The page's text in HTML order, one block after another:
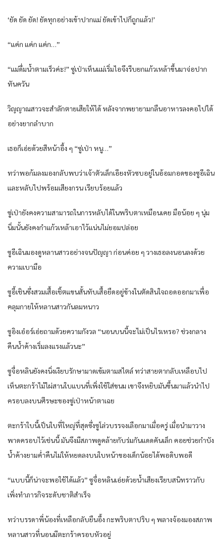
‘ยัด ยัด ยัด! ยัดทุกอย่างเข้าปากแม่ ยัดเข้าไปก็ถูกแล้ว!’
“แค่ก แค่ก แค่ก…”
“แม่ดื่มน้ำตามเร็วค่ะ!” ซู่เป่าเห็นแม่เริ่มไอจึงรีบยกแก้วเหล้าขึ้นมาจ่อปาก
ทันควัน
วิญญาณสาวจะสำลักตายเสียให้ได้ หลังจากพยายามกลืนอาหารลงคอไปได้
อย่างยากลำบาก
เธอก็เอ่ยด้วยสีหน้าอึ้ง ๆ “ซู่เป่า หนู…”
ทว่าพอก้มลงมองกลับพบว่าเจ้าตัวเล็กเอียงหัวซบอยู่ในอ้อมกอดของซูอีเฉิน
และหลับไปพร้อมเสียงกรน เรียบร้อยแล้ว
ซู่เป่ายังคงความสามารถในการหลับได้ในพริบตาเหมือนเคย มือน้อย ๆ นุ่ม
นิ่มนั้นยังคงกำแก้วเหล้าเอาไว้แน่นไม่ยอมปล่อย
ซูอีเฉินมองดูหลานสาวอย่างจนปัญญา ก่อนค่อย ๆ วางเธอลงนอนลงด้วย
ความเบามือ
ซูอี้เชินซึ่งสวมเสื้อเชิ้ตแขนสั้นทับเสื้อยืดอยู่ข้างในตัดสินใจถอดออกมาเพื่อ
คลุมกายให้หลานสาวกันลมหนาว
ซูอิงเอ๋อร์เอ่ยถามด้วยความกังวล “นอนบนนี้จะไม่เป็นไรเหรอ? ช่วงกลาง
คืนน้ำค้างเริ่มลงแรงแล้วนะ”
ซูจื่อหลินยังคงนิ่งเงียบรักษามาดเข้มตามสไตล์ ทว่าสายตากลับเหลือบไป
เห็นตะกร้าไม้ไผ่สานใบแบนที่เพิ่งใช้ใส่ขนม เขาจึงหยิบมันขึ้นมาแล้วนำไป
ครอบลงบนศีรษะของซู่เป่าหน้าตาเฉย
ตะกร้าใบนี้เป็นใบที่ใหญ่ที่สุดซึ่งซูโล่วบรรจงเลือกมาเมื่อครู่ เมื่อนำมาวาง
พาดครอบไว้เช่นนี้ มันจึงมีสภาพดูคล้ายกับร่มกันแดดคันเล็ก คอยช่วยกำบัง
น้ำค้างยามค่ำคืนไม่ให้หยดลงบนใบหน้าของเด็กน้อยได้พอดิบพอดี
“แบบนี้ก็น่าจะพอใช้ได้แล้ว” ซูจื่อหลินเอ่ยด้วยน้ำเสียงเรียบสนิทราวกับ
เพิ่งทำภารกิจระดับชาติสำเร็จ
ทว่าบรรดาพี่น้องที่เหลือกลับยืนอึ้ง กะพริบตาปริบ ๆ พลางจ้องมองสภาพ
หลานสาวที่นอนมีตะกร้าครอบหัวอยู่